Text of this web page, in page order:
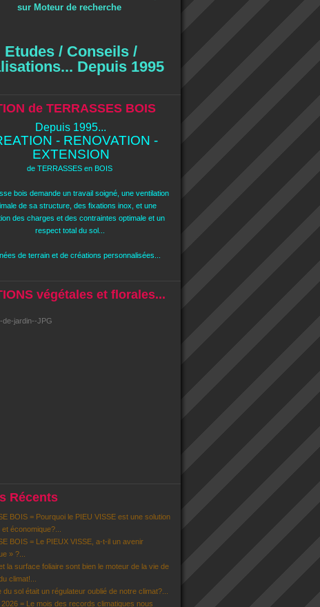
sur Moteur de recherche
Etudes / Conseils /
Depuis 1995
de TERRASSES BOIS
Depuis 1995...
- RENOVATION -
EXTENSION
de TERRASSES en BOIS
bois demande un travail soigné, une ventilation
de sa structure, des fixations inox, et une
des charges et des contraintes optimale et un
respect total du sol...
de terrain et de créations personnalisées...
végétales et florales...
Récents
BOIS = Pourquoi le PIEU VISSE est une solution
économique?...
BOIS = Le PIEUX VISSE, a-t-il un avenir
» ?...
la surface foliaire sont bien le moteur de la vie de
climat!...
du sol était un régulateur oublié de notre climat?...
= Le mois des records climatiques nous